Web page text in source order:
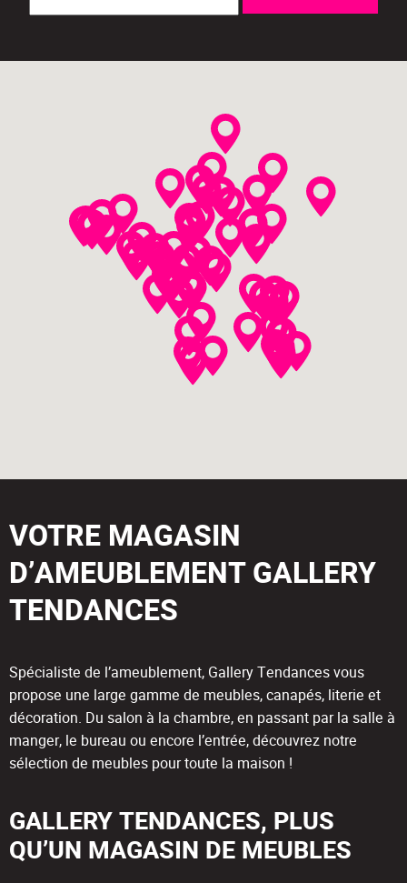
VOTRE MAGASIN
D’AMEUBLEMENT GALLERY
TENDANCES
Spécialiste de l’ameublement, Gallery Tendances vous
propose une large gamme de meubles, canapés, literie et
décoration. Du salon à la chambre, en passant par la salle à
manger, le bureau ou encore l’entrée, découvrez notre
sélection de meubles pour toute la maison !
GALLERY TENDANCES, PLUS
QU’UN MAGASIN DE MEUBLES